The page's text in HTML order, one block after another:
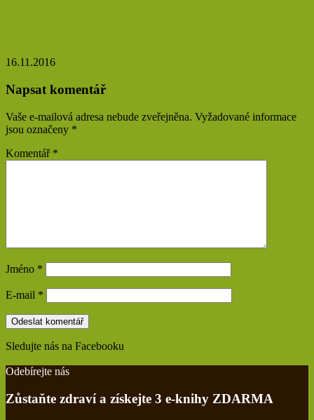
16.11.2016
Napsat komentář
Vaše e-mailová adresa nebude zveřejněna. Vyžadované informace
jsou označeny *
Komentář *
Jméno *
E-mail *
Sledujte nás na Facebooku
Odebírejte nás
Zůstaňte zdraví a získejte 3 e-knihy ZDARMA